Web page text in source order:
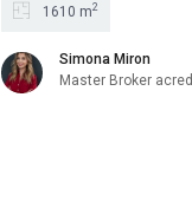
1610 m2
Simona Miron
Master Broker